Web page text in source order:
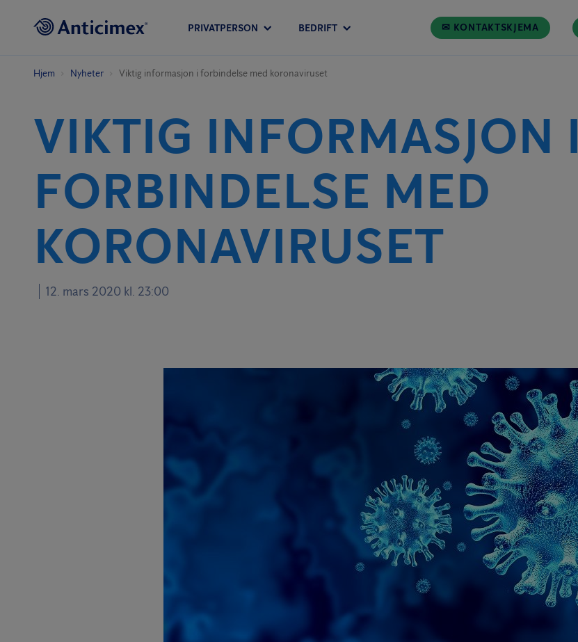
PRIVATPERSON BEDRIFT ✉ KONTAKTSKJEMA
Hjem Nyheter Viktig informasjon i forbindelse med koronaviruset
VIKTIG INFORMASJON I
FORBINDELSE MED
KORONAVIRUSET
12. mars 2020 kl. 23:00